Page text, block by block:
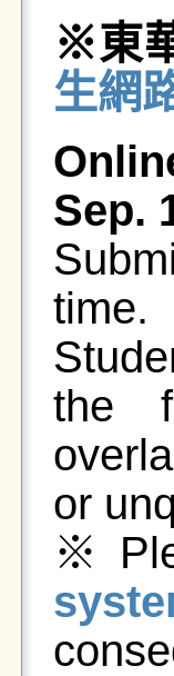
※東
生網
Sep.
time.
the
or